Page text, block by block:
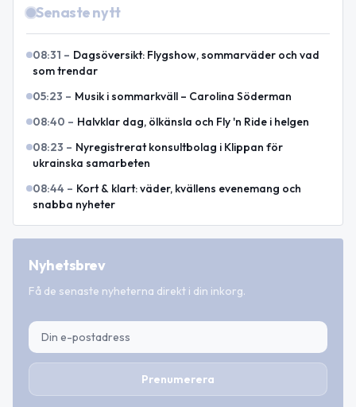
Senaste nytt
08:31 – Dagsöversikt: Flygshow, sommarväder och vad
som trendar
05:23 – Musik i sommarkväll – Carolina Söderman
08:40 – Halvklar dag, ölkänsla och Fly 'n Ride i helgen
08:23 – Nyregistrerat konsultbolag i Klippan för
ukrainska samarbeten
08:44 – Kort & klart: väder, kvällens evenemang och
snabba nyheter
Nyhetsbrev
Få de senaste nyheterna direkt i din inkorg.
Prenumerera